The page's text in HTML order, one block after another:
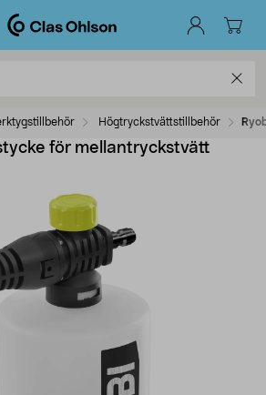
Högtryckstvättstillbehör
för mellantryckstvätt